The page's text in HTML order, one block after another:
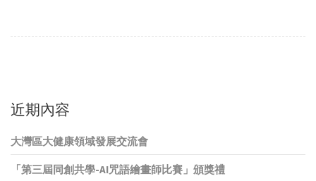
近期內容
大灣區大健康領域發展交流會
「第三屆同創共學-AI咒語繪畫師比賽」頒獎禮